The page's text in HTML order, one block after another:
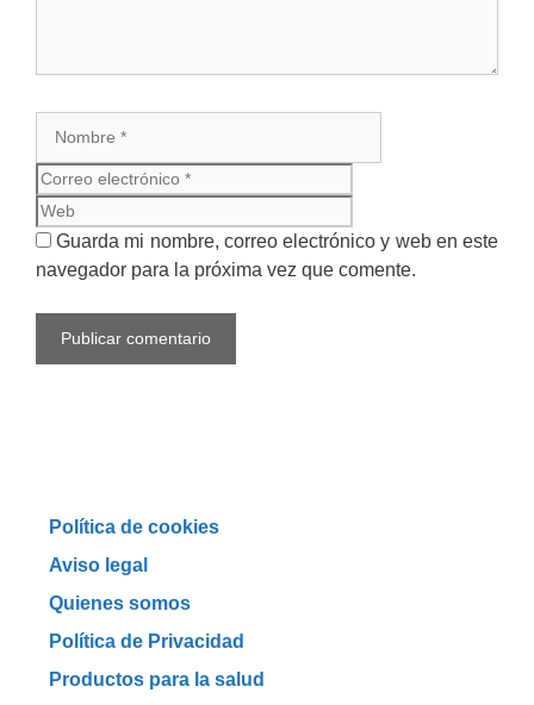
Guarda mi nombre, correo electrónico y web en este
navegador para la próxima vez que comente.
Política de cookies
Aviso legal
Quienes somos
Política de Privacidad
Productos para la salud